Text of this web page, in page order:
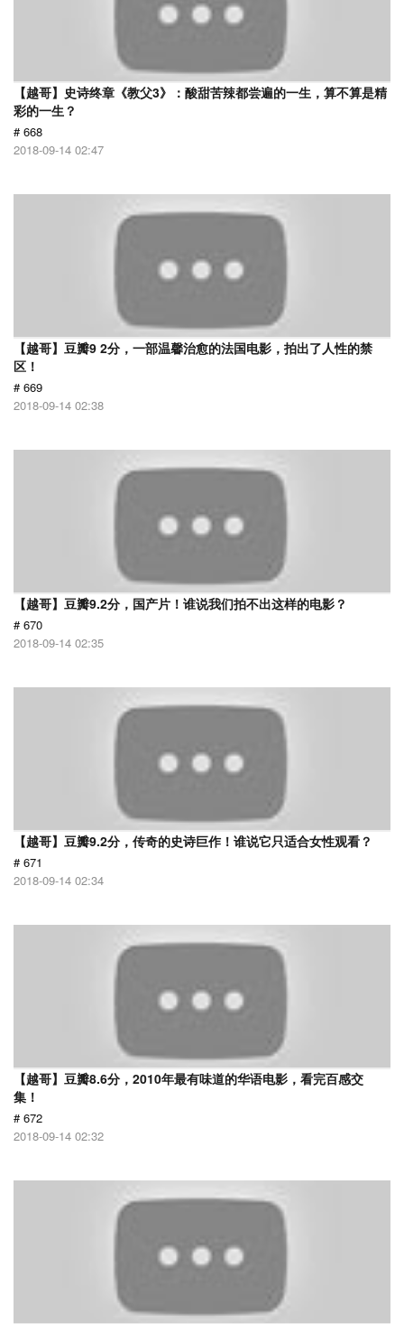
【越哥】史诗终章《教父3》：酸甜苦辣都尝遍的一生，算不算是精
彩的一生？
# 668
2018-09-14 02:47
【越哥】豆瓣9 2分，一部温馨治愈的法国电影，拍出了人性的禁
区！
# 669
2018-09-14 02:38
【越哥】豆瓣9.2分，国产片！谁说我们拍不出这样的电影？
# 670
2018-09-14 02:35
【越哥】豆瓣9.2分，传奇的史诗巨作！谁说它只适合女性观看？
# 671
2018-09-14 02:34
【越哥】豆瓣8.6分，2010年最有味道的华语电影，看完百感交
集！
# 672
2018-09-14 02:32